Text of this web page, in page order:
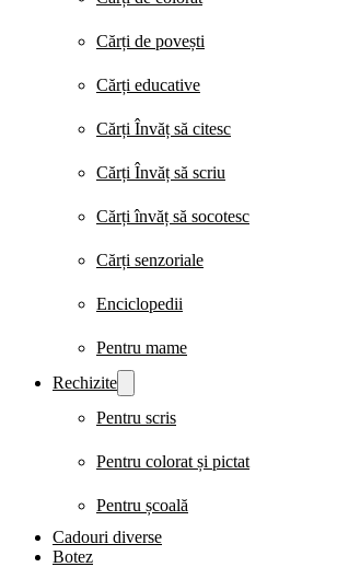
Cărți de povești
Cărți educative
Cărți Învăț să citesc
Cărți Învăț să scriu
Cărți învăț să socotesc
Cărți senzoriale
Enciclopedii
Pentru mame
Rechizite
Pentru scris
Pentru colorat și pictat
Pentru școală
Cadouri diverse
Botez